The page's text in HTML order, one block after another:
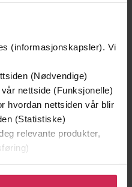
(informasjonskapsler). Vi
(Nødvendige)
nettside (Funksjonelle)
hvordan nettsiden vår blir
(Statistiske)
relevante produkter,
ditt samtykke til å
(innleser)
Olsen